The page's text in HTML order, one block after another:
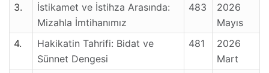
3.
İstikamet ve İstihza Arasında:
Mizahla İmtihanımız
483
2026
Mayıs
4.
Hakikatin Tahrifi: Bidat ve
Sünnet Dengesi
481
2026
Mart